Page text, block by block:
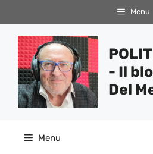
al
contenuto
Menu
- Il
Del
Menu